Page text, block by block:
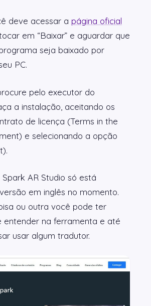
deve acessar a página oficial
em “Baixar” e aguardar que
seja baixado por
PC.
pelo executor do
a instalação, aceitando os
de licença (Terms in the
e selecionando a opção
AR Studio só está
em inglês no momento.
ou outra você pode ter
entender na ferramenta e até
usar algum tradutor.